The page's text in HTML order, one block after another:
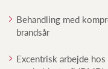
Behandling med
brandsår
Excentrisk arbejde